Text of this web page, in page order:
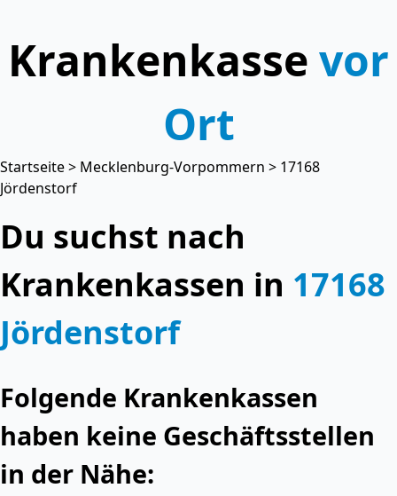
Krankenkasse vor
Ort
Startseite> Mecklenburg-Vorpommern > 17168
Jördenstorf
Du suchst nach
Krankenkassen in 17168
Jördenstorf
Folgende Krankenkassen
haben keine Geschäftsstellen
in der Nähe: